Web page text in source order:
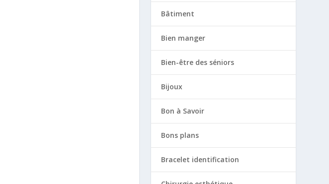
Bâtiment
Bien manger
Bien-être des séniors
Bijoux
Bon à Savoir
Bons plans
Bracelet identification